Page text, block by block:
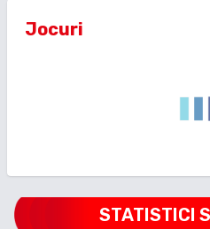
Jocuri
STATISTICI